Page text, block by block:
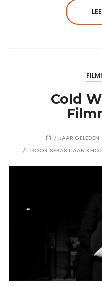
Cold
7 JAAR GELEDEN
DOOR SEBASTIAAN